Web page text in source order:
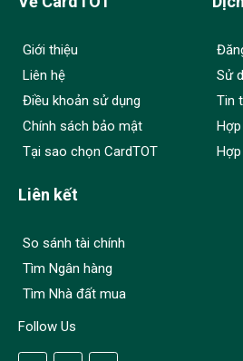
Giới thiệu
Liên hệ
Điều khoản sử dụng
Chính sách bảo mật
Tại sao chọn CardTOT
Sử
Tin
Liên kết
So sánh tài chính
Tìm Ngân hàng
Tìm Nhà đất mua
Follow Us